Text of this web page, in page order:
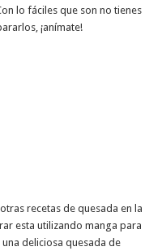
lo fáciles que son no tienes
¡anímate!
recetas de quesada en la
esta utilizando manga para
deliciosa quesada de